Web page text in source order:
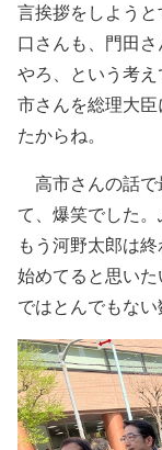
言挨拶をしよう
口さんも、門田
やろ、という考
市さんを総理大
たからね。
高市さんの話で
て、爆笑でした。
もう河野太郎は
始めてると思い
ではとんでもない